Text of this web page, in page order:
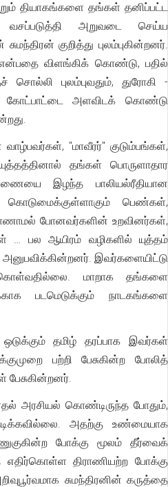
தியாகங்களை தங்கள் தனிப்பட்ட
அறுவடை செய்ய
குறித்து புலம்புகின்றனர்.
விளங்கிக் கொண்டு, பதில்
புலம்புவதும், துரோகி -
கோட்பாட்டை அளவிடக் கொண்டு
வாழ்பவர்கள், "மாவீரர்" குடும்பங்கள்,
தங்கள் பொருளாதார
இழந்த பாலியல்ரீதியான
கொடுமைக்குள்ளாகும் பெண்கள்,
போனவர்களின் உறவினர்கள்,
பல ஆயிரம் வழிகளில் யுத்தம்
இவர்களையிட்டு
மாறாக தங்களை
படமெடுக்கும் நாடகங்களை
தமிழ் தரப்பாக இவர்கள்
பற்றி பேசுகின்ற போலித்
பேசுகின்றனர்.
அரசியல் கொண்டிருந்த போதும்,
அதற்கு உண்மையாக
போக்கு மூலம் தீர்வைக்
திராணியற்ற போக்கு
சுமந்திரனின் கருத்தை